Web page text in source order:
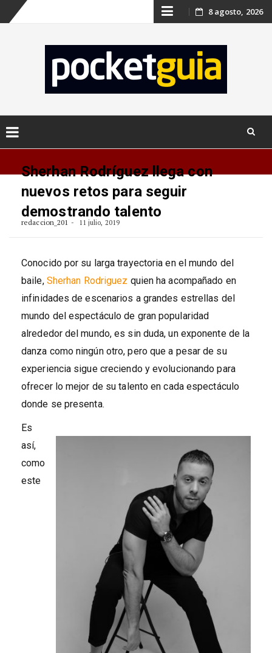
Skip
content
8 agosto, 2026
Sherhan Rodríguez llega con
nuevos retos para seguir
demostrando talento
redaccion_201 11 julio, 2019
Conocido por su larga trayectoria en el mundo del
baile, Sherhan Rodriguez quien ha acompañado en
infinidades de escenarios a grandes estrellas del
mundo del espectáculo de gran popularidad
alrededor del mundo, es sin duda, un exponente de la
danza como ningún otro, pero que a pesar de su
experiencia sigue creciendo y evolucionando para
ofrecer lo mejor de su talento en cada espectáculo
donde se presenta.
Es
así,
como
este